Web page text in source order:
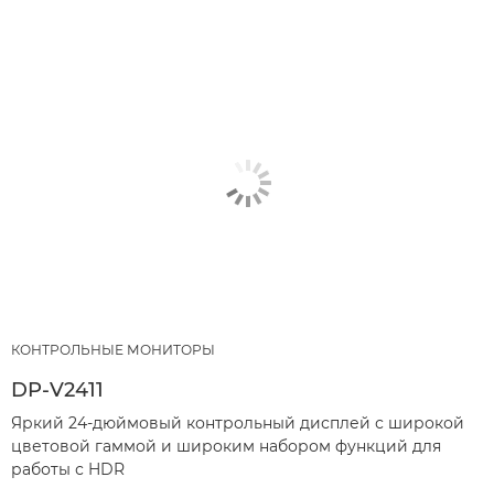
КОНТРОЛЬНЫЕ МОНИТОРЫ
DP-V2411
Яркий 24-дюймовый контрольный дисплей с широкой
цветовой гаммой и широким набором функций для
работы с HDR